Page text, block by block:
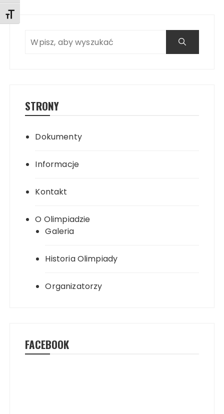
Toggle Font size
STRONY
Dokumenty
Informacje
Kontakt
O Olimpiadzie
Galeria
Historia Olimpiady
Organizatorzy
FACEBOOK